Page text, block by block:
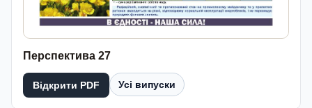
Перспектива 27
Відкрити PDF Усі випуски